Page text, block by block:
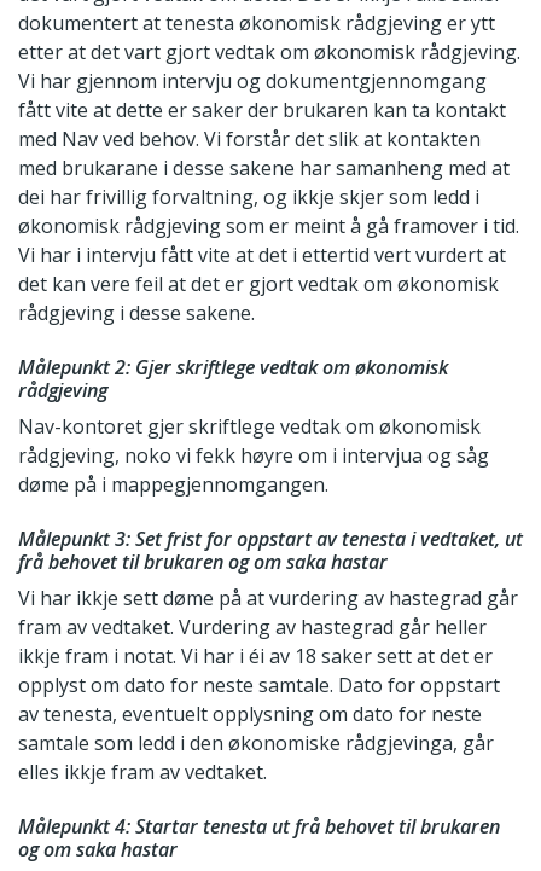
dokumentert at tenesta økonomisk rådgjeving er ytt
etter at det vart gjort vedtak om økonomisk rådgjeving.
Vi har gjennom intervju og dokumentgjennomgang
fått vite at dette er saker der brukaren kan ta kontakt
med Nav ved behov. Vi forstår det slik at kontakten
med brukarane i desse sakene har samanheng med at
dei har frivillig forvaltning, og ikkje skjer som ledd i
økonomisk rådgjeving som er meint å gå framover i tid.
Vi har i intervju fått vite at det i ettertid vert vurdert at
det kan vere feil at det er gjort vedtak om økonomisk
rådgjeving i desse sakene.
Målepunkt 2: Gjer skriftlege vedtak om økonomisk
rådgjeving
Nav-kontoret gjer skriftlege vedtak om økonomisk
rådgjeving, noko vi fekk høyre om i intervjua og såg
døme på i mappegjennomgangen.
Målepunkt 3: Set frist for oppstart av tenesta i vedtaket, ut
frå behovet til brukaren og om saka hastar
Vi har ikkje sett døme på at vurdering av hastegrad går
fram av vedtaket. Vurdering av hastegrad går heller
ikkje fram i notat. Vi har i éi av 18 saker sett at det er
opplyst om dato for neste samtale. Dato for oppstart
av tenesta, eventuelt opplysning om dato for neste
samtale som ledd i den økonomiske rådgjevinga, går
elles ikkje fram av vedtaket.
Målepunkt 4: Startar tenesta ut frå behovet til brukaren
og om saka hastar